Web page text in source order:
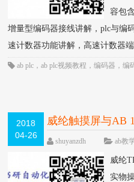
容包
增量型编码器接线讲解，plc与编
速计数器功能讲解，高速计数器
ab plc ，ab plc视频教程 ，编码器 ，编
2018
04-26
威纶触摸屏与AB
教程-书研自动化
shuyanzdh ab教
论
威纶
实物